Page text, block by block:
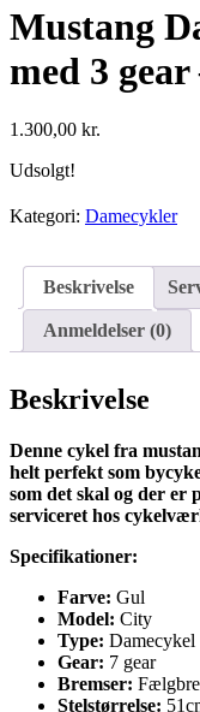
Mustang
med 3 gear
1.300,00 kr.
Udsolgt!
Kategori: Damecykler
Beskrivelse
Anmeldelser (0)
Beskrivelse
Denne cykel fra
helt perfekt som
som det skal og der er
serviceret hos
Specifikationer:
Farve: Gul
Model: City
Type: Damecykel
Gear: 7 gear
Bremser:
Stelstørrelse: